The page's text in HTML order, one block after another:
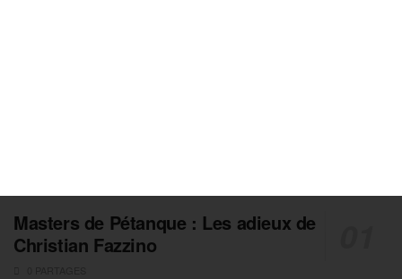
Masters de Pétanque : Les adieux de
Christian Fazzino